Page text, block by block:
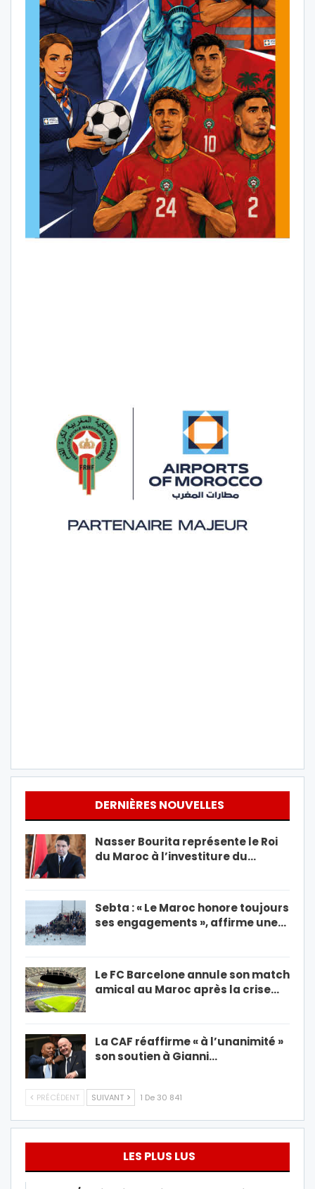
DERNIÈRES NOUVELLES
Nasser Bourita représente le Roi
du Maroc à l’investiture du…
Sebta : « Le Maroc honore toujours
ses engagements », affirme une…
Le FC Barcelone annule son match
amical au Maroc après la crise…
La CAF réaffirme « à l’unanimité »
son soutien à Gianni…
PRÉCÉDENT SUIVANT 1 De 30 841
LES PLUS LUS